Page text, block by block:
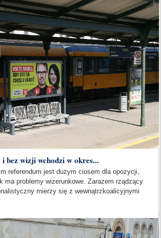
i bez wizji wchodzi w okres...
referendum jest dużym ciosem dla opozycji,
ma problemy wizerunkowe. Zarazem rządzący
mierzy się z wewnątrzkoalicyjnymi